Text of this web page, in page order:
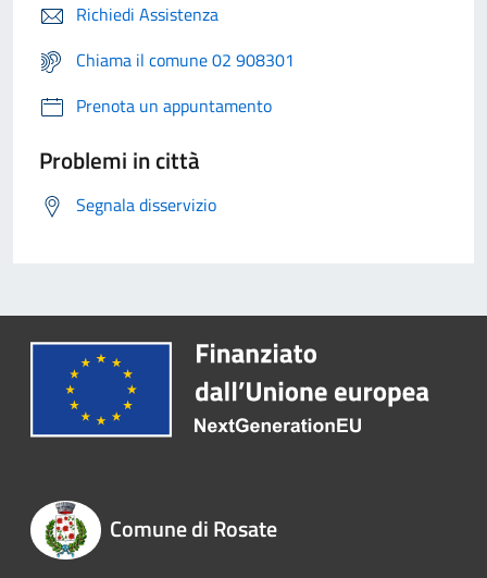
Richiedi Assistenza
Chiama il comune 02 908301
Prenota un appuntamento
Problemi in città
Segnala disservizio
Comune di Rosate